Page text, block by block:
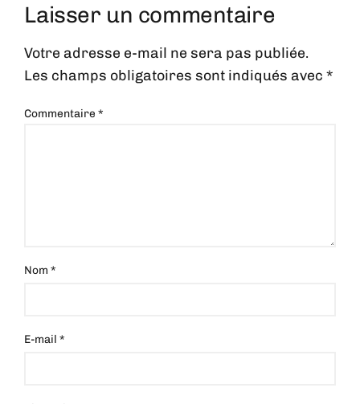
Laisser un commentaire
Votre adresse e-mail ne sera pas publiée.
Les champs obligatoires sont indiqués avec*
Commentaire*
Nom*
E-mail*